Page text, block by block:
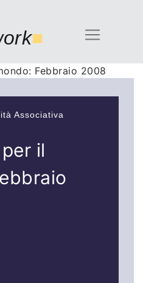
■
Febbraio 2008
Associativa
il